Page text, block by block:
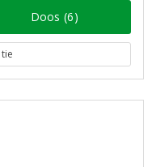
Doos (6)